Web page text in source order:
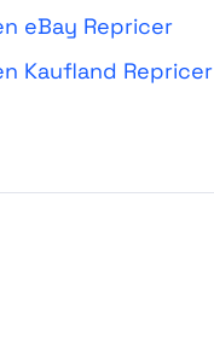
eBay Repricer
Kaufland Repricer